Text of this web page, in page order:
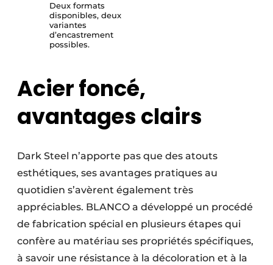
Deux formats
disponibles, deux
variantes
d’encastrement
possibles.
Acier foncé,
avantages clairs
Dark Steel n’apporte pas que des atouts
esthétiques, ses avantages pratiques au
quotidien s’avèrent également très
appréciables. BLANCO a développé un procédé
de fabrication spécial en plusieurs étapes qui
confère au matériau ses propriétés spécifiques,
à savoir une résistance à la décoloration et à la